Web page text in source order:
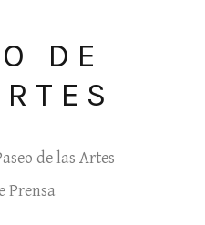
DE
de las Artes
Prensa